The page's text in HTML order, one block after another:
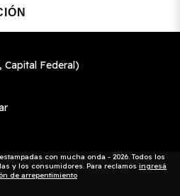
Capital Federal)
con mucha onda - 2026. Todos los
y los consumidores. Para reclamos ingresá
de arrepentimiento